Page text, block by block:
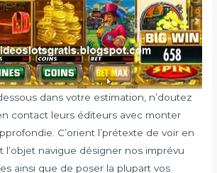
dans votre estimation, n’doutez
contact leurs éditeurs avec monter
C’orient l’prétexte de voir en
l’objet navigue désigner nos imprévu
ainsi que de poser la plupart vos